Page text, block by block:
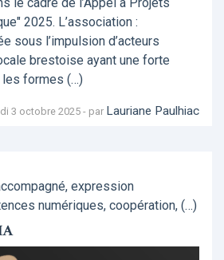
2025. L’association :
sous l’impulsion d’acteurs
brestoise ayant une forte
formes (…)
3 octobre 2025 - par Lauriane Paulhiac
expression
numériques, coopération, (…)